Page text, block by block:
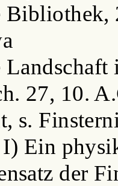
Bibliothek,
27, 10.
s.
Ein
der